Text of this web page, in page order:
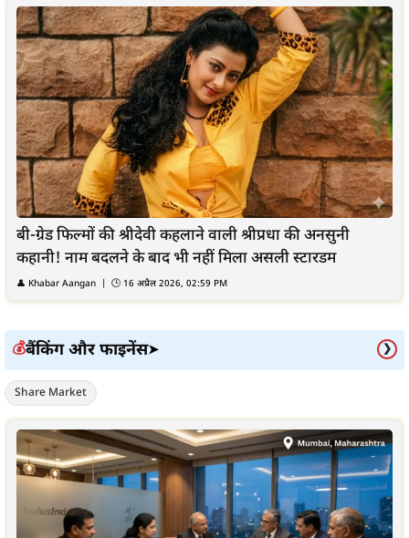
बी-ग्रेड फिल्मों की श्रीदेवी कहलाने वाली श्रीप्रधा की अनसुनी
कहानी! नाम बदलने के बाद भी नहीं मिला असली स्टारडम
👤 Khabar Aangan | 🕒 16 अप्रैल 2026, 02:59 PM
💰बैंकिंग और फाइनेंस➤ ❯
Share Market